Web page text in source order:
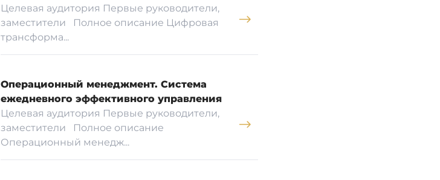
Целевая аудитория Первые руководители,
заместители Полное описание Цифровая
трансформа...
Операционный менеджмент. Система
ежедневного эффективного управления
Целевая аудитория Первые руководители,
заместители Полное описание
Операционный менедж...